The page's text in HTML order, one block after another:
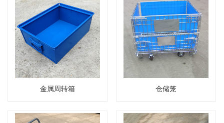
金属周转箱 仓储笼